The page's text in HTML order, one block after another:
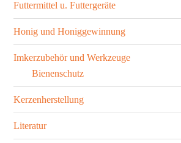
Futtermittel u. Futtergeräte
Honig und Honiggewinnung
Imkerzubehör und Werkzeuge
Bienenschutz
Kerzenherstellung
Literatur